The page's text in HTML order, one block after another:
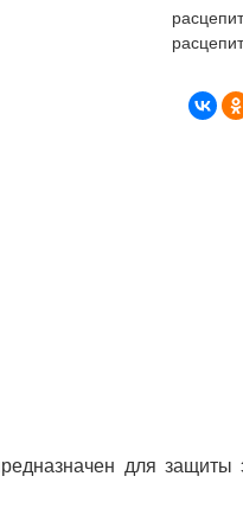
в срок. А
для защиты